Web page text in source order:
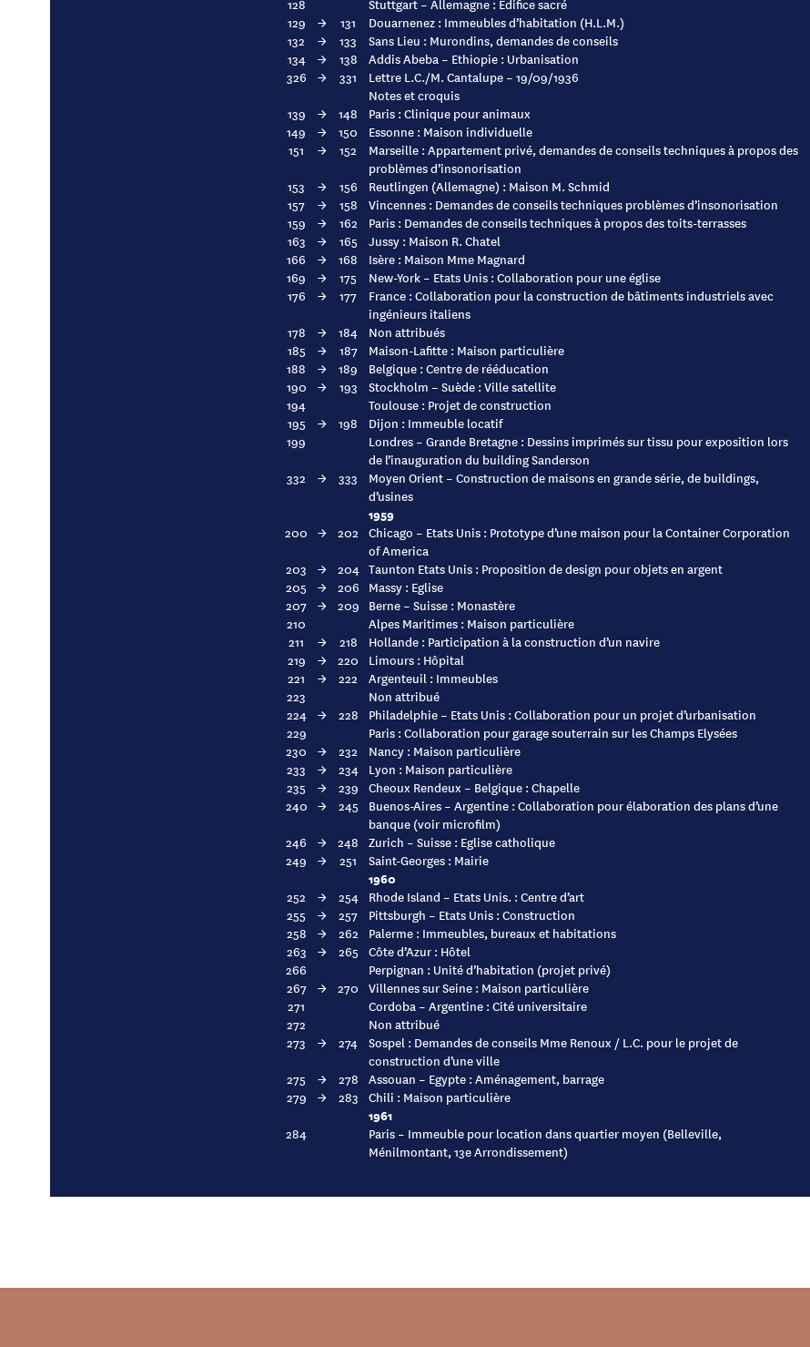
128
Stuttgart – Allemagne : Edifice sacré
129
→ 131
Douarnenez : Immeubles d’habitation (H.L.M.)
132
→ 133
Sans Lieu : Murondins, demandes de conseils
134
→ 138
Addis Abeba – Ethiopie : Urbanisation
326
→ 331
Lettre L.C./M. Cantalupe – 19/09/1936
Notes et croquis
139
→ 148
Paris : Clinique pour animaux
149
→ 150
Essonne : Maison individuelle
151
→ 152
Marseille : Appartement privé, demandes de conseils techniques à propos des
problèmes d’insonorisation
153
→ 156
Reutlingen (Allemagne) : Maison M. Schmid
157
→ 158
Vincennes : Demandes de conseils techniques problèmes d’insonorisation
159
→ 162
Paris : Demandes de conseils techniques à propos des toits-terrasses
163
→ 165
Jussy : Maison R. Chatel
166
→ 168
Isère : Maison Mme Magnard
169
→ 175
New-York – Etats Unis : Collaboration pour une église
176
→ 177
France : Collaboration pour la construction de bâtiments industriels avec
ingénieurs italiens
178
→ 184
Non attribués
185
→ 187
Maison-Lafitte : Maison particulière
188
→ 189
Belgique : Centre de rééducation
190
→ 193
Stockholm – Suède : Ville satellite
194
Toulouse : Projet de construction
195
→ 198
Dijon : Immeuble locatif
199
Londres – Grande Bretagne : Dessins imprimés sur tissu pour exposition lors
de l’inauguration du building Sanderson
332
→ 333
Moyen Orient – Construction de maisons en grande série, de buildings,
d’usines
1959
200 → 202 Chicago – Etats Unis : Prototype d’une maison pour la Container Corporation
of America
203
→ 204 Taunton Etats Unis : Proposition de design pour objets en argent
205
→ 206 Massy : Eglise
207 → 209 Berne – Suisse : Monastère
210
Alpes Maritimes : Maison particulière
211
→ 218
Hollande : Participation à la construction d’un navire
219
→ 220
Limours : Hôpital
221
→ 222 Argenteuil : Immeubles
223
Non attribué
224
→ 228
Philadelphie – Etats Unis : Collaboration pour un projet d’urbanisation
229
Paris : Collaboration pour garage souterrain sur les Champs Elysées
230
→ 232
Nancy : Maison particulière
233
→ 234
Lyon : Maison particulière
235
→ 239 Cheoux Rendeux – Belgique : Chapelle
240 → 245
Buenos-Aires – Argentine : Collaboration pour élaboration des plans d’une
banque (voir microfilm)
246
→ 248 Zurich – Suisse : Eglise catholique
249
→ 251 Saint-Georges : Mairie
1960
252 → 254
Rhode Island – Etats Unis. : Centre d’art
255
→ 257
Pittsburgh – Etats Unis : Construction
258
→ 262
Palerme : Immeubles, bureaux et habitations
263
→ 265 Côte d’Azur : Hôtel
266
Perpignan : Unité d’habitation (projet privé)
267
→ 270 Villennes sur Seine : Maison particulière
271
Cordoba – Argentine : Cité universitaire
272
Non attribué
273
→ 274 Sospel : Demandes de conseils Mme Renoux / L.C. pour le projet de
construction d’une ville
275
→ 278 Assouan – Egypte : Aménagement, barrage
279
→ 283 Chili : Maison particulière
1961
284
Paris – Immeuble pour location dans quartier moyen (Belleville,
Ménilmontant, 13e Arrondissement)